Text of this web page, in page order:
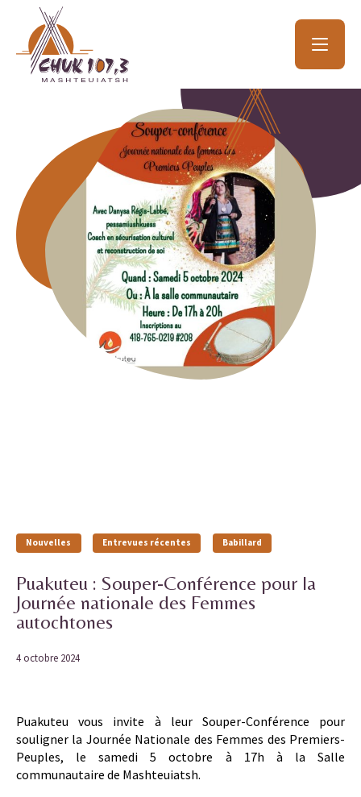
Nouvelles Entrevues récentes Babillard
Puakuteu : Souper-Conférence pour la
Journée nationale des Femmes
autochtones
4 octobre 2024
Puakuteu vous invite à leur Souper-Conférence pour
souligner la Journée Nationale des Femmes des Premiers-
Peuples, le samedi 5 octobre à 17h à la Salle
communautaire de Mashteuiatsh.